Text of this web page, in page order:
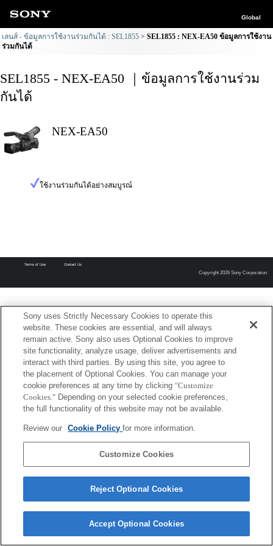
Global
เลนส์ - ข้อมูลการใช้งานร่วมกันได้ : SEL1855
SEL1855 : NEX-EA50 ข้อมูลการใช้งาน
ร่วมกันได้
SEL1855 - NEX-EA50 ｜ข้อมูลการใช้งานร่วม
กันได้
NEX-EA50
ใช้งานร่วมกันได้อย่างสมบูรณ์
Terms of Use Contact Us
Copyright 2026 Sony Corporation
Sony uses Strictly Necessary Cookies to operate this
website. These cookies are essential, and will always
remain active. Sony also uses Optional Cookies to improve
site functionality, analyze usage, deliver advertisements and
interact with third parties. By using this site, you agree to
the placement of Optional Cookies. You can manage your
cookie preferences at any time by clicking "Customize
Cookies." Depending on your selected cookie preferences,
the full functionality of this website may not be available.
Review our Cookie Policyfor more information.
Customize Cookies
Reject Optional Cookies
Accept Optional Cookies